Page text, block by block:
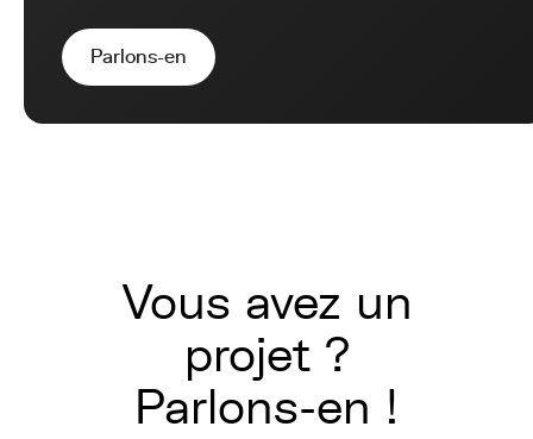
Parlons-en
Vous avez un
projet ?
Parlons-en !